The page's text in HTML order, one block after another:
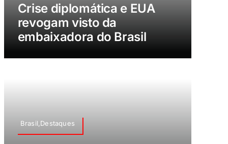
Crise diplomática e EUA
revogam visto da
embaixadora do Brasil
Brasil,Destaques